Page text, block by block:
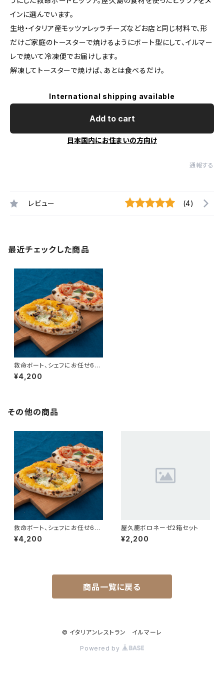
インに選んでいます。
生地・イタリア産モッツァレッラチーズなどお店と同じ材料で、形
だけご家庭のトースターで焼けるようにボート型にして、イルマー
レで焼いて冷凍便でお届けします。
解凍してトースターで焼けば、あとは食べるだけ。
International shipping available
Add to cart
日本国内にお住まいの方向け
通報する
レビュー (4)
最近チェックした商品
救命ボート、シェフにお任せ6個
セット
¥4,200
その他の商品
救命ボート、シェフにお任せ6個
セット
¥4,200
屋久鹿ボロネーゼ2箱セット
¥2,200
商品一覧に戻る
© イタリアンレストラン イルマーレ
Powered by